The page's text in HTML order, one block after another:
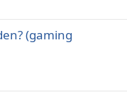
(gaming